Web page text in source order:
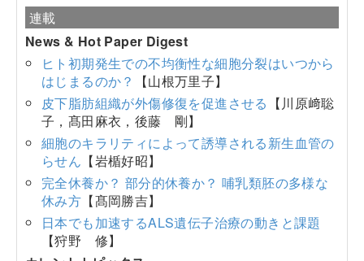
連載
News & Hot Paper Digest
ヒト初期発生での不均衡性な細胞分裂はいつから
はじまるのか？
【山根万里子】
皮下脂肪組織が外傷修復を促進させる 【川原﨑聡
子，髙田麻衣，後藤 剛】
細胞のキラリティによって誘導される新生血管の
らせん 【岩楯好昭】
完全休養か？ 部分的休養か？ 哺乳類胚の多様な
休み方 【髙岡勝吉】
日本でも加速するALS遺伝子治療の動きと課題
【狩野 修】